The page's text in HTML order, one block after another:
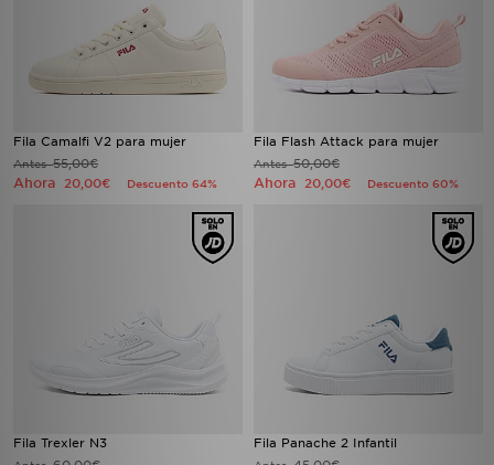
Fila Camalfi V2 para mujer
Antes55,00€
Ahora 20,00€ Descuento 64%
Fila Flash Attack para mujer
Antes50,00€
Ahora 20,00€ Descuento 60%
Fila Trexler N3 Fila Panache 2 Infantil